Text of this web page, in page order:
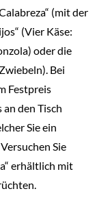
(mit der
(Vier Käse:
oder die
Bei
Festpreis
an den Tisch
Sie ein
Sie
erhältlich mit